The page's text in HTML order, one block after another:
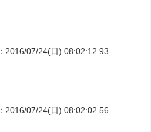
：2016/07/24(日) 08:02:12.93
：2016/07/24(日) 08:02:02.56